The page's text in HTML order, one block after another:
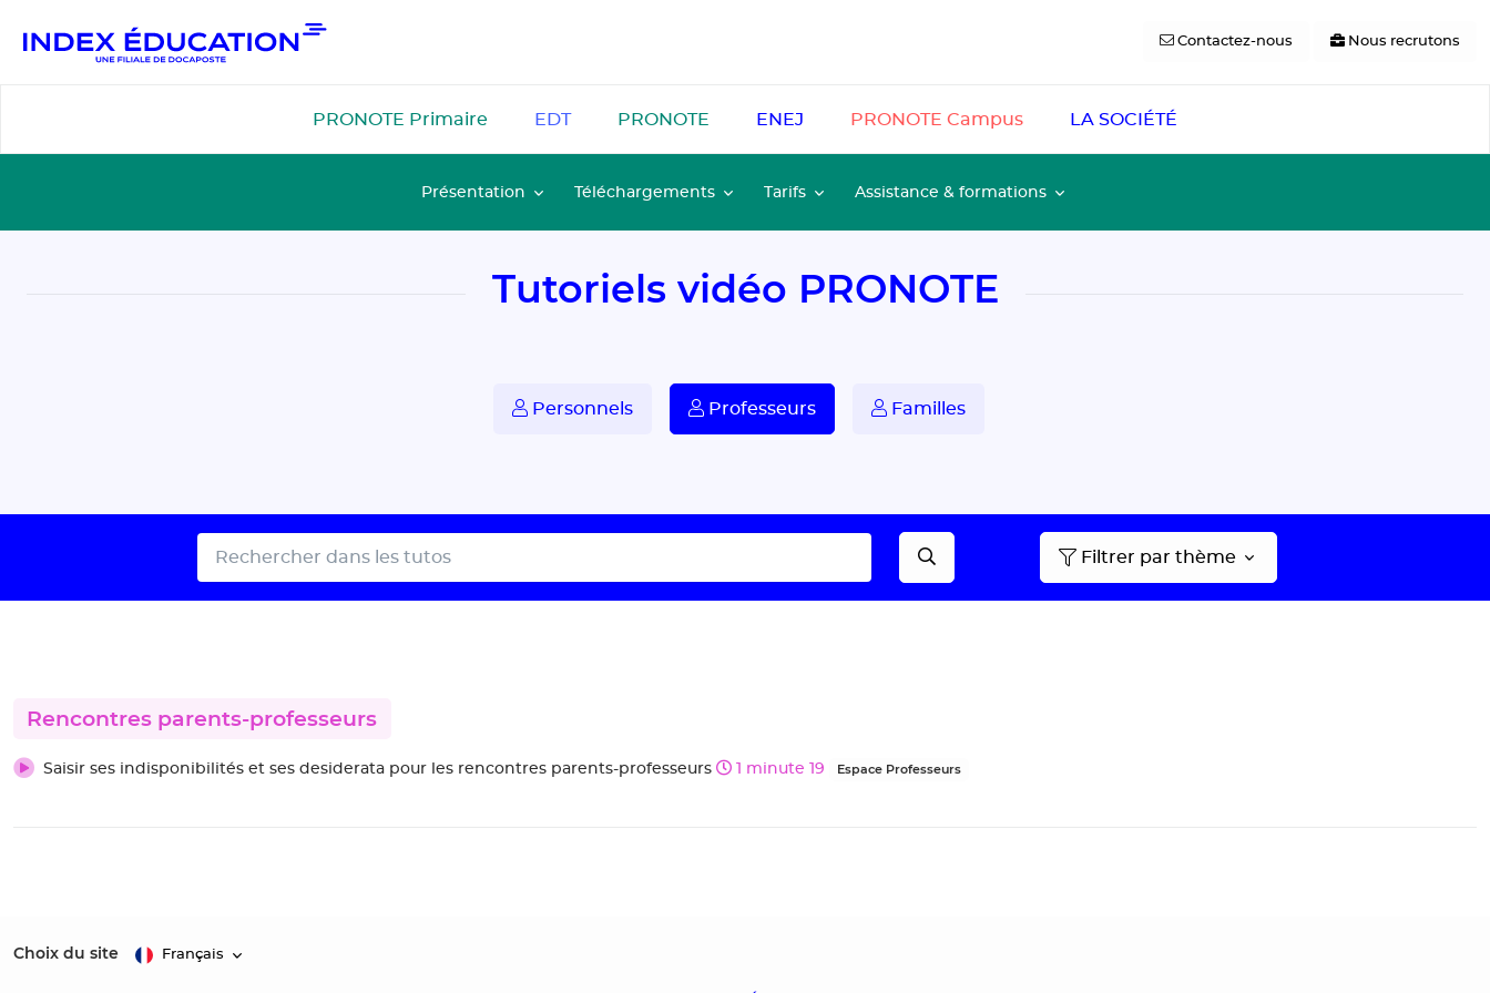
Contactez-nous Nous recrutons
PRONOTE Primaire EDT PRONOTE ENEJ PRONOTE Campus LA SOCIÉTÉ
Présentation Téléchargements Tarifs Assistance & formations
Tutoriels vidéo PRONOTE
Personnels Professeurs Familles
Filtrer par thème
Rencontres parents-professeurs
Saisir ses indisponibilités et ses desiderata pour les rencontres parents-professeurs 1 minute 19 Espace Professeurs
Choix du site Français